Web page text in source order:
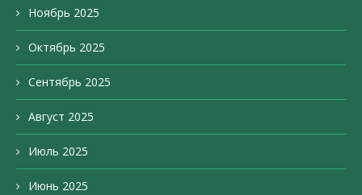
Ноябрь 2025
Октябрь 2025
Сентябрь 2025
Август 2025
Июль 2025
Июнь 2025